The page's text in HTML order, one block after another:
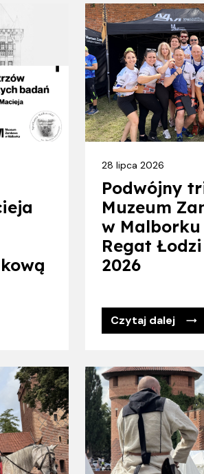
28 lipca 2026
Podwójny
Muzeum
w Malborku
Regat
2026
Czytaj dalej